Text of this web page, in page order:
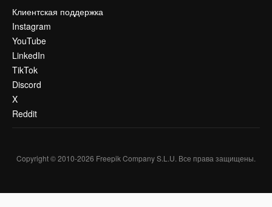
Клиентская поддержка
Instagram
YouTube
LinkedIn
TikTok
Discord
X
Reddit
Copyright © 2010-2026 Freepik Company S.L.U. Все права защищены.